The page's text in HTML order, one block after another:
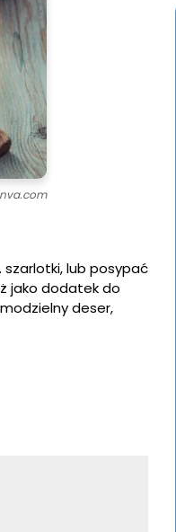
lub posypać
jako dodatek do
deser,